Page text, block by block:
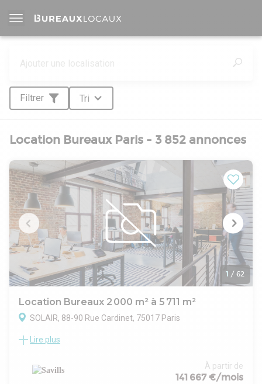
Filtrer Tri
Location Bureaux Paris - 3 852 annonces
1 / 62
Location Bureaux 2 000 m² à 5 711 m²
SOLAIR, 88-90 Rue Cardinet, 75017 Paris
SAVILLS vous propose à la location un immeuble
d'espaces communs, idéal pour accueillir jusqu'à 562
collaborateurs. Conçu par LBBA architecture, cet espace
Lire plus
À partir de
141 667 €/mois